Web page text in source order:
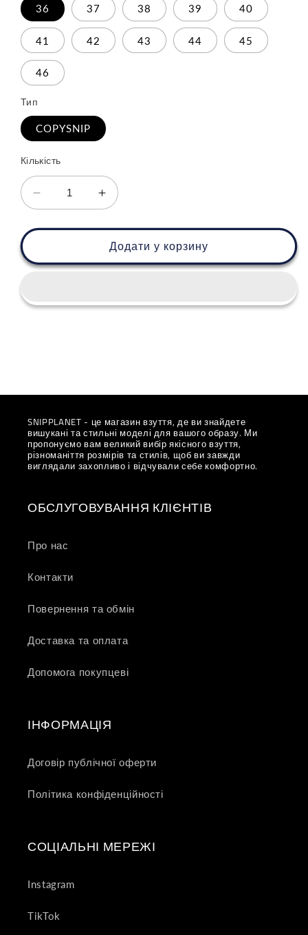
36 37 38 39 40
41 42 43 44 45
46
Тип
COPYSNIP
Кількість
Зменшити
кількість
для
Air
Збільшити
кількість
для
Nike
Air
Додати у корзину
SNIPPLANET - це магазин взуття, де ви знайдете
вишукані та стильні моделі для вашого образу. Ми
пропонуємо вам великий вибір якісного взуття,
різноманіття розмірів та стилів, щоб ви завжди
виглядали захопливо і відчували себе комфортно.
ОБСЛУГОВУВАННЯ КЛІЄНТІВ
Про нас
Контакти
Повернення та обмін
Доставка та оплата
Допомога покупцеві
ІНФОРМАЦІЯ
Договір публічної оферти
Політика конфіденційності
СОЦІАЛЬНІ МЕРЕЖІ
Instagram
TikTok